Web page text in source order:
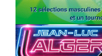
On03/04/2026by